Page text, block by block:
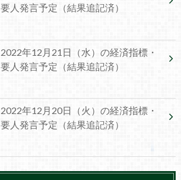
要人発言予定（結果追記済）
2022年12月21日（水）の経済指標・
要人発言予定（結果追記済）
2022年12月20日（火）の経済指標・
要人発言予定（結果追記済）